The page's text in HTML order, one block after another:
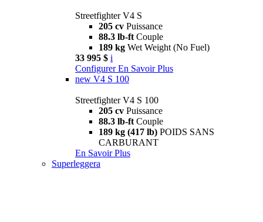
Streetfighter V4 S
205 cv Puissance
88.3 lb-ft Couple
189 kg Wet Weight (No Fuel)
33 995 $ i
Configurer En Savoir Plus
new V4 S 100
Streetfighter V4 S 100
205 cv Puissance
88.3 lb-ft Couple
189 kg (417 lb) POIDS SANS
CARBURANT
En Savoir Plus
Superleggera